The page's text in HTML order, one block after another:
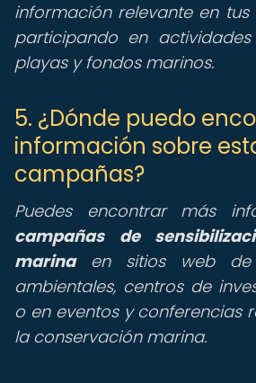
información relevante en tus
participando en
playas y fondos marinos.
5. ¿Dónde puedo
información sobre
campañas?
Puedes encontrar más
campañas de
marinaen sitios web de
ambientales, centros de
o en eventos y conferencias
la conservación marina.